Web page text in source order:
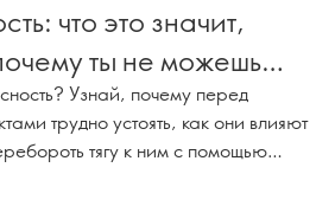
что это значит,
ты не можешь
Узнай, почему перед
трудно устоять, как они влияют
тягу к ним с помощью